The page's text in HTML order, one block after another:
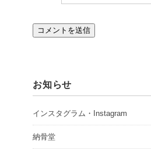
お知らせ
インスタグラム・Instagram
納骨堂